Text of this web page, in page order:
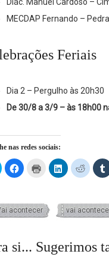
MECDAP Fernando –
Feriais
Dia 2 – Pergulho às 20h30
De 30/8 a 3/9 – às 18h00
nas redes sociais:
Click
share
Click
to
(Opens
in
new
Click
print
new
window)
Click
to
share
(Opens
in
new
Click
to
share
(Opens
in
new
acontecer vai
si... Sugerimos